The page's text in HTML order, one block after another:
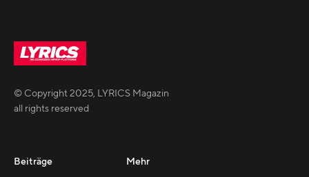
© Copyright2025, LYRICS Magazin
all rights reserved
Beiträge Mehr